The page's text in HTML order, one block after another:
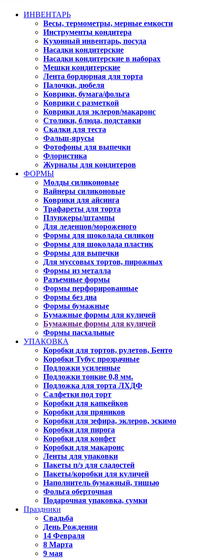
ИНВЕНТАРЬ
Весы, термометры, мерные емкости
Инструменты кондитера
Кухонный инвентарь, посуда
Насадки кондитерские
Насадки кондитерские в наборах
Мешки кондитерские
Лента бордюрная для торта
Палочки, дюбеля
Коврики, бумага/фольга
Коврики с разметкой
Коврики для эклеров/макаронс
Столики, блюда, подставки
Скалки для теста
Фальш-ярусы
Фотофоны для выпечки
Флористика
Журналы для кондитеров
ФОРМЫ
Молды силиконовые
Вайнеры силиконовые
Коврики для айсинга
Трафареты для торта
Плунжеры/штампы
Для леденцов/мороженого
Формы для шоколада силикон
Формы для шоколада пластик
Формы для выпечки
Для муссовых тортов, пирожных
Формы из металла
Разъемные формы
Формы перфорированные
Формы без дна
Формы бумажные
Бумажные формы для куличей
Бумажные формы для куличей
Формы пасхальные
УПАКОВКА
Коробки для тортов, рулетов, Бенто
Коробки Тубус прозрачные
Подложки усиленные
Подложки тонкие 0,8 мм.
Подложка для торта ЛХДФ
Салфетки под торт
Коробки для капкейков
Коробки для пряников
Коробки для зефира, эклеров, эскимо
Коробки для пирога
Коробки для конфет
Коробки для макаронс
Ленты для упаковки
Пакеты п/э для сладостей
Пакеты/коробки для куличей
Наполнитель бумажный, тишью
Фольга оберточная
Подарочная упаковка, сумки
Праздники
Свадьба
День Рождения
14 Февраля
8 Марта
9 мая